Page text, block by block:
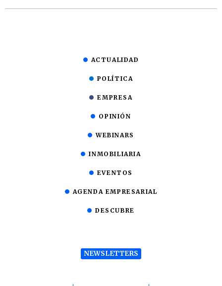
ACTUALIDAD
POLÍTICA
EMPRESA
OPINIÓN
WEBINARS
INMOBILIARIA
EVENTOS
AGENDA EMPRESARIAL
DESCUBRE
NEWSLETTERS